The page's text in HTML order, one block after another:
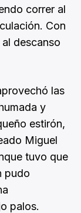
correr al
Con
descanso
las
y
estirón,
Miguel
tuvo que
pudo
palos.